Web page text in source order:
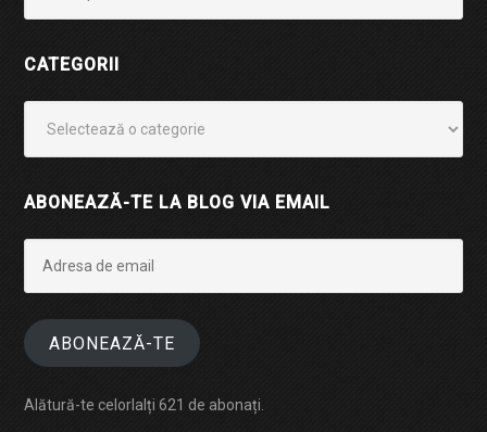
CATEGORII
ABONEAZĂ-TE LA BLOG VIA EMAIL
email
ABONEAZĂ-TE
Alătură-te celorlalți 621 de abonați.